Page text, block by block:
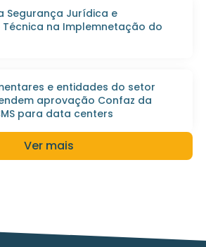
Segurança Jurídica e
Técnica na Implemnetação do
e entidades do setor
aprovação Confaz da
para data centers
Ver mais